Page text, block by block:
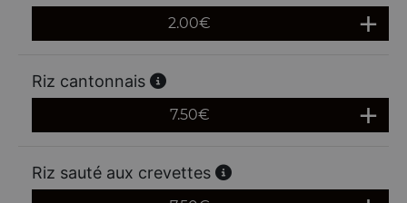
2.00€
Riz cantonnais
7.50€
Riz sauté aux crevettes